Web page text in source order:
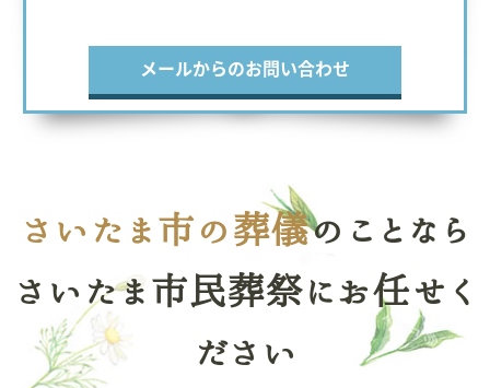
メールからのお問い合わせ
さいたま市の葬儀のことなら
さいたま市民葬祭にお任せく
ださい